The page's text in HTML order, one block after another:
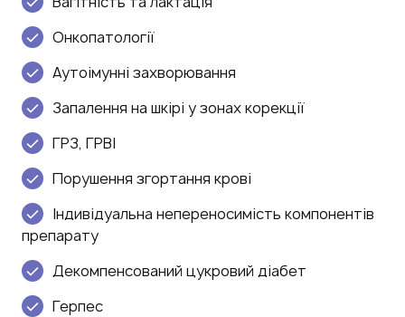
Онкопатології
Аутоімунні захворювання
Запалення на шкірі у зонах корекції
ГРЗ, ГРВІ
Порушення згортання крові
Індивідуальна непереносимість компонентів
препарату
Декомпенсований цукровий діабет
Герпес